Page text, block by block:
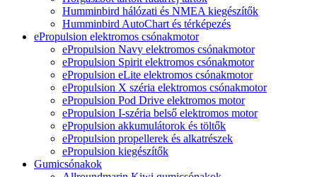
Humminbird hálózati és NMEA kiegészítők
Humminbird AutoChart és térképezés
ePropulsion elektromos csónakmotor
ePropulsion Navy elektromos csónakmotor
ePropulsion Spirit elektromos csónakmotor
ePropulsion eLite elektromos csónakmotor
ePropulsion X széria elektromos csónakmotor
ePropulsion Pod Drive elektromos motor
ePropulsion I-széria belső elektromos motor
ePropulsion akkumulátorok és töltők
ePropulsion propellerek és alkatrészek
ePropulsion kiegészítők
Gumicsónakok